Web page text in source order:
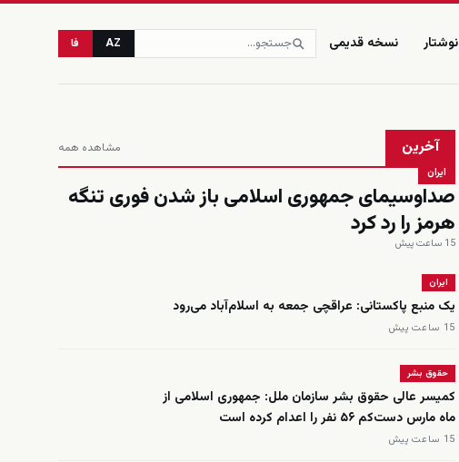
نوشتار نسخه قدیمی AZ فا
زنده
آخرین مشاهده همه
ایران
صداوسیمای جمهوری اسلامی باز شدن فوری تنگه
هرمز را رد کرد
15 ساعت پیش
ایران
یک منبع پاکستانی: عراقچی جمعه به اسلام‌آباد می‌رود
15 ساعت پیش
حقوق بشر
کمیسر عالی حقوق بشر سازمان ملل: جمهوری اسلامی از
ماه مارس دست‌کم ۵۶ نفر را اعدام کرده است
15 ساعت پیش